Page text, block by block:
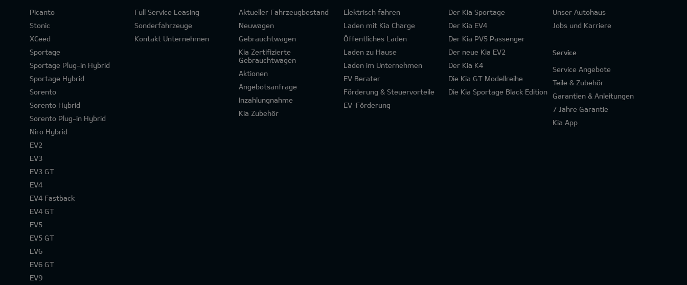
Picanto
Stonic
XCeed
Sportage
Sportage Plug-in Hybrid
Sportage Hybrid
Sorento
Sorento Hybrid
Sorento Plug-in Hybrid
Niro Hybrid
EV2
EV3
EV3 GT
EV4
EV4 Fastback
EV4 GT
EV5
EV5 GT
EV6
EV6 GT
EV9
Full Service Leasing
Sonderfahrzeuge
Kontakt Unternehmen
Aktueller Fahrzeugbestand
Neuwagen
Gebrauchtwagen
Kia Zertifizierte
Gebrauchtwagen
Aktionen
Angebotsanfrage
Inzahlungnahme
Kia Zubehör
Elektrisch fahren
Laden mit Kia Charge
Öffentliches Laden
Laden zu Hause
Laden im Unternehmen
EV Berater
Förderung & Steuervorteile
EV-Förderung
Der Kia Sportage
Der Kia EV4
Der Kia PV5 Passenger
Der neue Kia EV2
Der Kia K4
Die Kia GT Modellreihe
Die Kia Sportage Black Edition
Unser Autohaus
Jobs und Karriere
Service
Service Angebote
Teile & Zubehör
Garantien & Anleitungen
7 Jahre Garantie
Kia App